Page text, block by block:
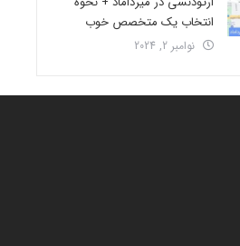
انتخاب یک متخصص خوب
نوامبر 2, 2024